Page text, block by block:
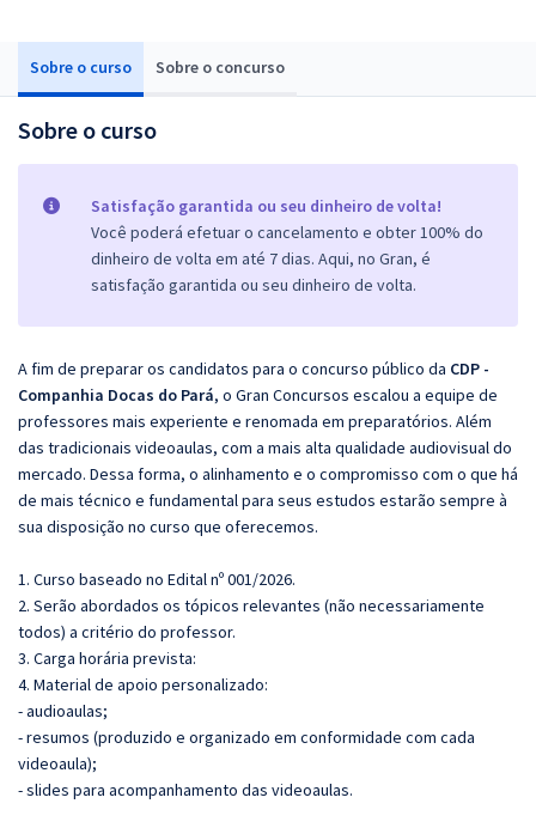
Sobre o curso Sobre o concurso
Sobre o curso
Satisfação garantida ou seu dinheiro de volta!
Você poderá efetuar o cancelamento e obter 100% do
dinheiro de volta em até 7 dias. Aqui, no Gran, é
satisfação garantida ou seu dinheiro de volta.
A fim de preparar os candidatos para o concurso público da CDP -
Companhia Docas do Pará, o Gran Concursos escalou a equipe de
professores mais experiente e renomada em preparatórios. Além
das tradicionais videoaulas, com a mais alta qualidade audiovisual do
mercado. Dessa forma, o alinhamento e o compromisso com o que há
de mais técnico e fundamental para seus estudos estarão sempre à
sua disposição no curso que oferecemos.
1. Curso baseado no Edital nº 001/2026.
2. Serão abordados os tópicos relevantes (não necessariamente
todos) a critério do professor.
3. Carga horária prevista:
4. Material de apoio personalizado:
- audioaulas;
- resumos (produzido e organizado em conformidade com cada
videoaula);
- slides para acompanhamento das videoaulas.